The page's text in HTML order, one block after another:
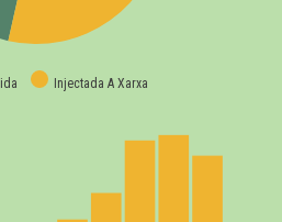
Injectada A Xarxa